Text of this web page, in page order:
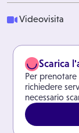
Videovisita
Scarica
Per
richiedere
necessario